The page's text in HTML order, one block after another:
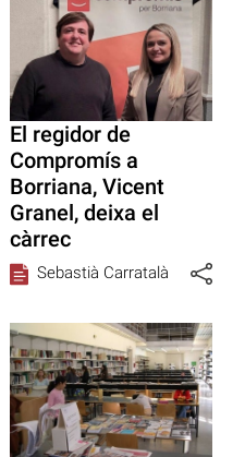
El regidor de
Compromís a
Borriana, Vicent
Granel, deixa el
càrrec
Sebastià Carratalà